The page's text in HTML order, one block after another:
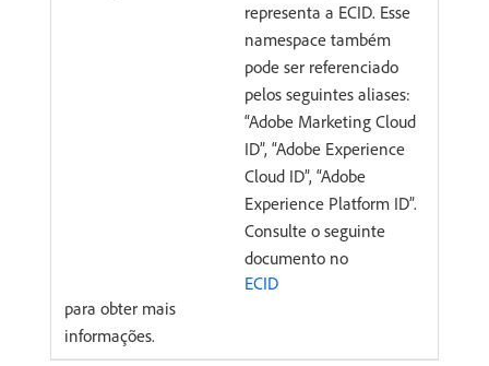
representa a ECID. Esse
namespace também
pode ser referenciado
pelos seguintes aliases:
“Adobe Marketing Cloud
ID”, “Adobe Experience
Cloud ID”, “Adobe
Experience Platform ID”.
Consulte o seguinte
documento no
ECID
para obter mais
informações.